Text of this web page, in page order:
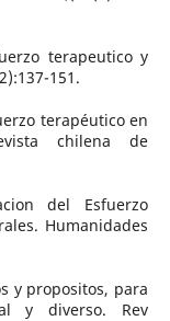
terapeutico y
151.
terapéutico en
chilena de
del Esfuerzo
Humanidades
y propositos, para
y diverso. Rev